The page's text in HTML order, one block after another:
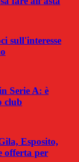
sull'interesse
Serie A: è
club
Esposito,
offerta per